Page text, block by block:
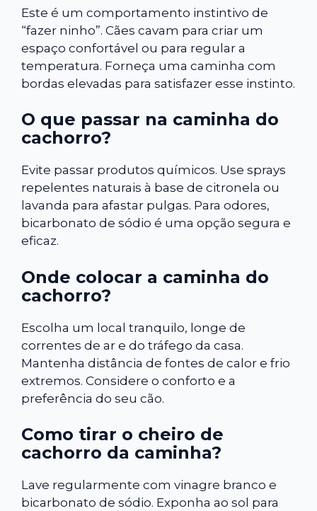
Este é um comportamento instintivo de
“fazer ninho”. Cães cavam para criar um
espaço confortável ou para regular a
temperatura. Forneça uma caminha com
bordas elevadas para satisfazer esse instinto.
O que passar na caminha do
cachorro?
Evite passar produtos químicos. Use sprays
repelentes naturais à base de citronela ou
lavanda para afastar pulgas. Para odores,
bicarbonato de sódio é uma opção segura e
eficaz.
Onde colocar a caminha do
cachorro?
Escolha um local tranquilo, longe de
correntes de ar e do tráfego da casa.
Mantenha distância de fontes de calor e frio
extremos. Considere o conforto e a
preferência do seu cão.
Como tirar o cheiro de
cachorro da caminha?
Lave regularmente com vinagre branco e
bicarbonato de sódio. Exponha ao sol para